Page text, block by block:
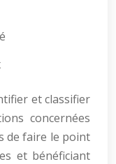
et classifier
concernées
de faire le point
et bénéficiant